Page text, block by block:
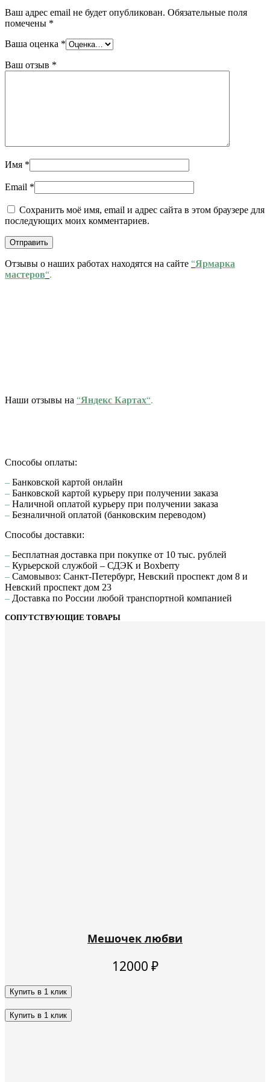
Ваш адрес email не будет опубликован. Обязательные поля
помечены *
Ваша оценка *
Ваш отзыв *
Имя *
Email *
Сохранить моё имя, email и адрес сайта в этом браузере для
последующих моих комментариев.
Отзывы о наших работах находятся на сайте “Ярмарка
мастеров“.
Наши отзывы на “Яндекс Картах“.
Способы оплаты:
– Банковской картой онлайн
– Банковской картой курьеру при получении заказа
– Наличной оплатой курьеру при получении заказа
– Безналичной оплатой (банковским переводом)
Способы доставки:
– Бесплатная доставка при покупке от 10 тыс. рублей
– Курьерской службой – СДЭК и Boxberry
– Самовывоз: Санкт-Петербург, Невский проспект дом 8 и
Невский проспект дом 23
– Доставка по России любой транспортной компанией
СОПУТСТВУЮЩИЕ ТОВАРЫ
Мешочек любви
12000 ₽
Купить в 1 клик
товар
имеет
Купить в 1 клик